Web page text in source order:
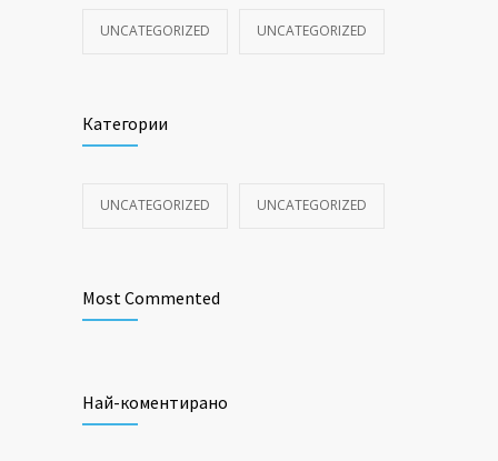
UNCATEGORIZED UNCATEGORIZED
Категории
UNCATEGORIZED UNCATEGORIZED
Most Commented
Най-коментирано